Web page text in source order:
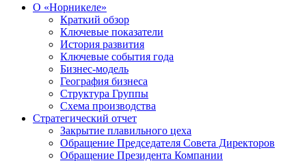
О «Норникеле»
Краткий обзор
Ключевые показатели
История развития
Ключевые события года
Бизнес-модель
География бизнеса
Структура Группы
Схема производства
Стратегический отчет
Закрытие плавильного цеха
Обращение Председателя Совета Директоров
Обращение Президента Компании